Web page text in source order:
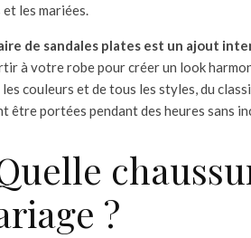
les mariées.
de sandales plates est un ajout
à votre robe pour créer un look
couleurs et de tous les styles, du
être portées pendant des heures sans
?